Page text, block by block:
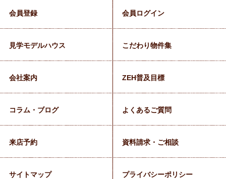
会員登録 会員ログイン
見学モデルハウス こだわり物件集
会社案内 ZEH普及目標
コラム・ブログ よくあるご質問
来店予約 資料請求・ご相談
サイトマップ プライバシーポリシー